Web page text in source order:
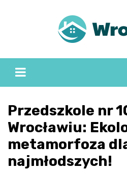
Przedszkole nr
Wrocławiu:
metamorfoza
najmłodszych!